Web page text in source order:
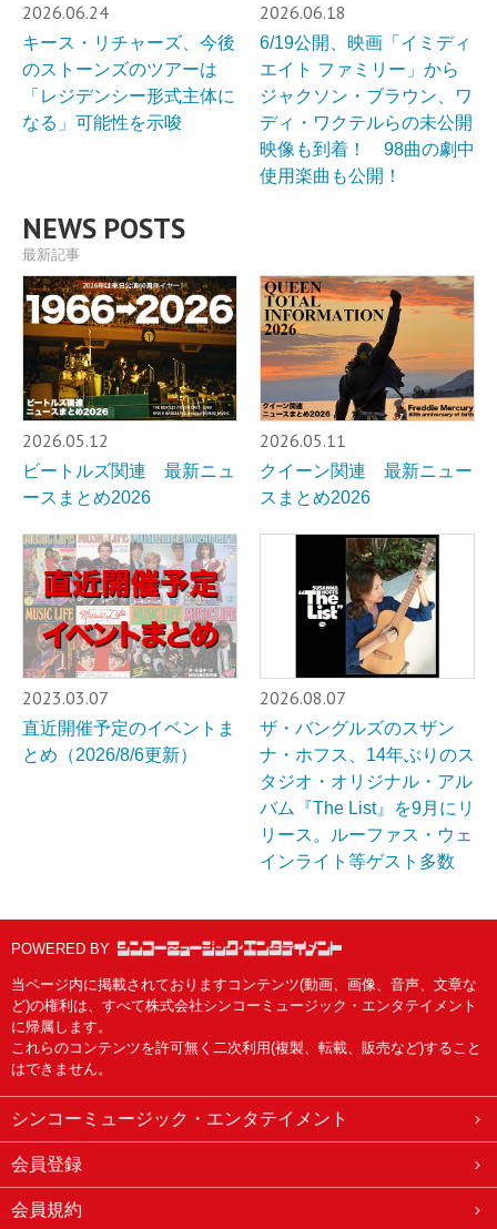
2026.06.24
キース・リチャーズ、今後
のストーンズのツアーは
「レジデンシー形式主体に
なる」可能性を示唆
2026.06.18
6/19公開、映画「イミディ
エイト ファミリー」から
ジャクソン・ブラウン、ワ
ディ・ワクテルらの未公開
映像も到着！ 98曲の劇中
使用楽曲も公開！
NEWS POSTS
最新記事
2026.05.12
ビートルズ関連 最新ニュ
ースまとめ2026
2026.05.11
クイーン関連 最新ニュー
スまとめ2026
2023.03.07
直近開催予定のイベントま
とめ（2026/8/6更新）
2026.08.07
ザ・バングルズのスザン
ナ・ホフス、14年ぶりのス
タジオ・オリジナル・アル
バム『The List』を9月にリ
リース。ルーファス・ウェ
インライト等ゲスト多数
POWERED BY
当ページ内に掲載されておりますコンテンツ(動画、画像、音声、文章な
ど)の権利は、すべて株式会社シンコーミュージック・エンタテイメント
に帰属します。
これらのコンテンツを許可無く二次利用(複製、転載、販売など)すること
はできません。
シンコーミュージック・エンタテイメント
会員登録
会員規約